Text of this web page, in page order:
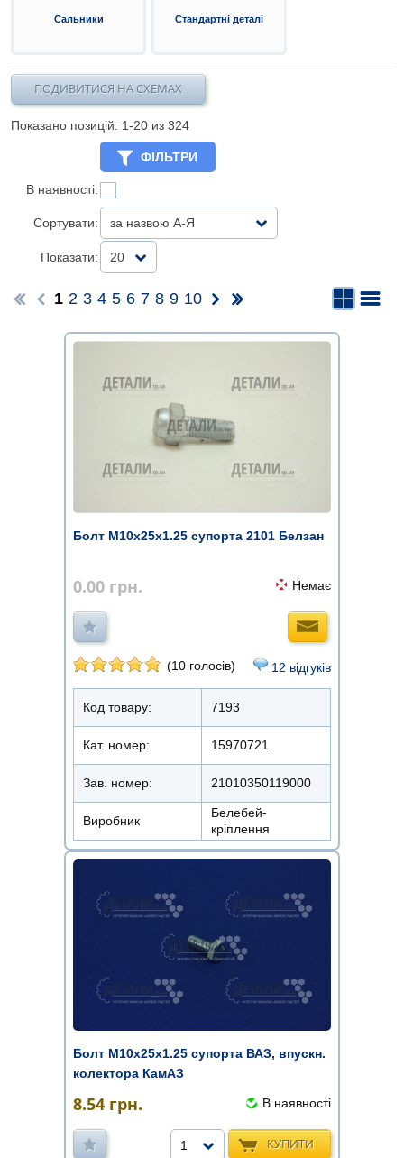
Сальники Стандартні деталі
ПОДИВИТИСЯ НА СХЕМАХ
Показано позицій: 1-20 из 324
ФІЛЬТРИ
В наявності:
Сортувати: за назвою А-Я
Показати: 20
1 2 3 4 5 6 7 8 9 10
Болт М10х25х1.25 супорта 2101 Белзан
0.00 грн. Немає
(10 голосів) 12 відгуків
Код товару: 7193
Кат. номер: 15970721
Зав. номер: 21010350119000
Виробник
Белебей-
кріплення
Болт М10х25х1.25 супорта ВАЗ, впускн.
колектора КамАЗ
8.54 грн. В наявності
КУПИТИ
1